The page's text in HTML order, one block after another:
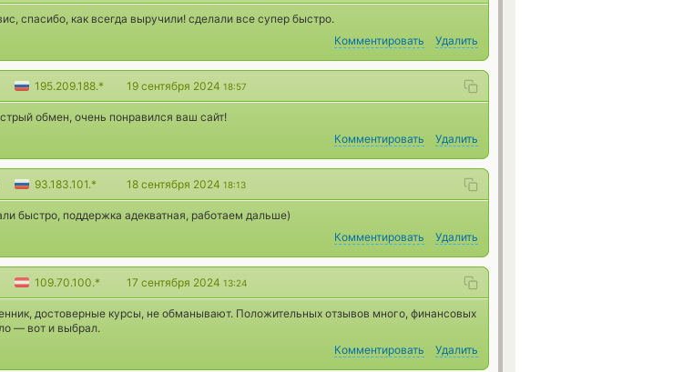
спасибо, как всегда выручили! сделали все супер быстро.
Комментировать
Удалить
195.209.188.* 19 сентября 2024 18:57
обмен, очень понравился ваш сайт!
Комментировать
Удалить
93.183.101.* 18 сентября 2024 18:13
быстро, поддержка адекватная, работаем дальше)
Комментировать
Удалить
109.70.100.* 17 сентября 2024 13:24
достоверные курсы, не обманывают. Положительных отзывов много, финансовых
— вот и выбрал.
Комментировать
Удалить